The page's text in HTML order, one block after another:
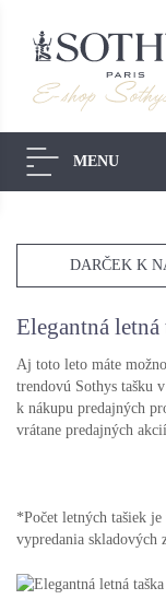
MENU
Akcie
Slnečná
Starostlivosť
Výpredaj -
DARČEK K
Elegantná letná
Aj toto leto máte
trendovú Sothys tašku
k nákupu predajných
vrátane predajných
*Počet letných tašiek
vypredania skladových